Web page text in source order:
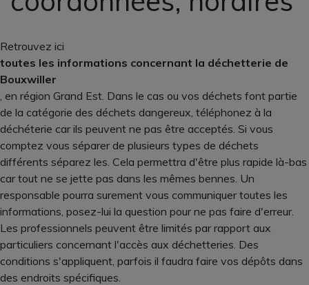
Retrouvez ici
toutes les informations concernant la déchetterie de
Bouxwiller
, en région Grand Est. Dans le cas ou vos déchets font partie
de la catégorie des déchets dangereux, téléphonez à la
déchéterie car ils peuvent ne pas être acceptés. Si vous
comptez vous séparer de plusieurs types de déchets
différents séparez les. Cela permettra d'être plus rapide là-bas
car tout ne se jette pas dans les mêmes bennes. Un
responsable pourra surement vous communiquer toutes les
informations, posez-lui la question pour ne pas faire d'erreur.
Les professionnels peuvent être limités par rapport aux
particuliers concernant l'accès aux déchetteries. Des
conditions s'appliquent, parfois il faudra faire vos dépôts dans
des endroits spécifiques.